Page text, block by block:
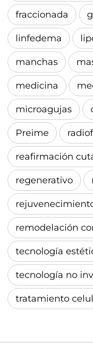
fraccionada
linfedema
manchas
medicina
microagujas
Preime
reafirmación
regenerativo
remodelación
tecnología
tecnología no
tratamiento